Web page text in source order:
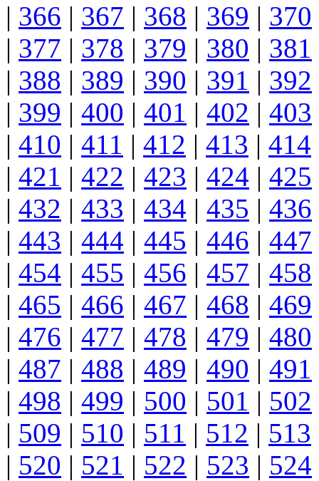
| 366 | 367 | 368 | 369 | 370
| 377 | 378 | 379 | 380 | 381
| 388 | 389 | 390 | 391 | 392
| 399 | 400 | 401 | 402 | 403
| 410 | 411 | 412 | 413 | 414
| 421 | 422 | 423 | 424 | 425
| 432 | 433 | 434 | 435 | 436
| 443 | 444 | 445 | 446 | 447
| 454 | 455 | 456 | 457 | 458
| 465 | 466 | 467 | 468 | 469
| 476 | 477 | 478 | 479 | 480
| 487 | 488 | 489 | 490 | 491
| 498 | 499 | 500 | 501 | 502
| 509 | 510 | 511 | 512 | 513
| 520 | 521 | 522 | 523 | 524